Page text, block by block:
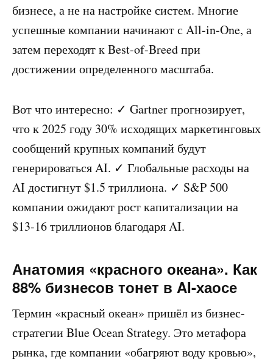
бизнесе, а не на настройке систем. Многие
успешные компании начинают с All-in-One, а
затем переходят к Best-of-Breed при
достижении определенного масштаба.
Вот что интересно: ✓ Gartner прогнозирует,
что к 2025 году 30% исходящих маркетинговых
сообщений крупных компаний будут
генерироваться AI. ✓ Глобальные расходы на
AI достигнут $1.5 триллиона. ✓ S&P 500
компании ожидают рост капитализации на
$13-16 триллионов благодаря AI.
Анатомия «красного океана». Как
88% бизнесов тонет в AI-хаосе
Термин «красный океан» пришёл из бизнес-
стратегии Blue Ocean Strategy. Это метафора
рынка, где компании «обагряют воду кровью»,